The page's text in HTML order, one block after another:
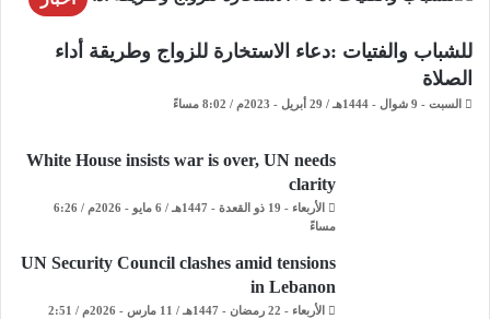
للشباب والفتيات :دعاء الاستخارة للزواج وطريقة أداء
الصلاة
السبت - 9 شوال - 1444هـ / 29 أبريل - 2023م / 8:02 مساءً
White House insists war is over, UN needs
clarity
الأربعاء - 19 ذو القعدة - 1447هـ / 6 مايو - 2026م / 6:26
مساءً
UN Security Council clashes amid tensions
in Lebanon
الأربعاء - 22 رمضان - 1447هـ / 11 مارس - 2026م / 2:51